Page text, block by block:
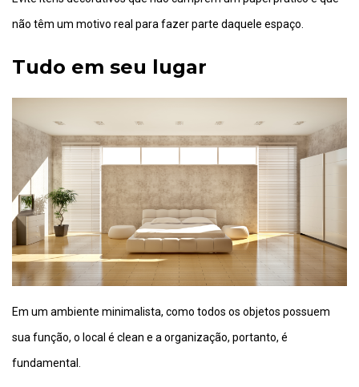
não têm um motivo real para fazer parte daquele espaço.
Tudo em seu lugar
Em um ambiente minimalista, como todos os objetos possuem
sua função, o local é clean e a organização, portanto, é
fundamental.